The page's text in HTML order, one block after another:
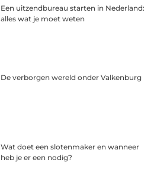
Een uitzendbureau starten in Nederland:
alles wat je moet weten
De verborgen wereld onder Valkenburg
Wat doet een slotenmaker en wanneer
heb je er een nodig?